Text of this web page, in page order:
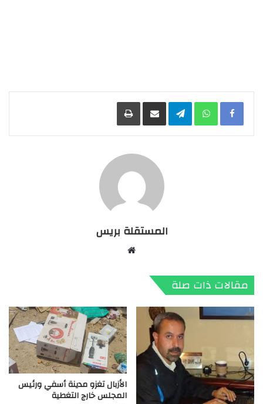
Facebook
WhatsApp
Telegramمشاركة عبر البريد طباعة
المستقلة بريس
مقالات ذات صلة
الأزبال تغزو مدينة أسفي ورئيس
المجلس خارج التغطية